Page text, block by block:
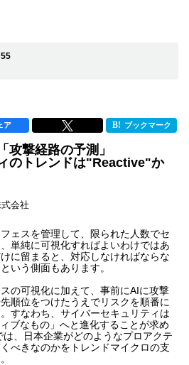
ア ブックマーク
攻撃経路の予測」
のトレンドは"Reactive"か
会社
ェスを管理して、限られた人数でセ
単純に可視化すればよいわけではあ
に留まると、対応しなければならな
いう側面もあります。
の可視化に加えて、事前にAIに攻撃
順位をつけたうえでリスクを順番に
すなわち、サイバーセキュリティは
ブなもの」へと進化することが求め
、日本企業がどのようなプロアクテ
べきなのかをトレンドマイクロの支